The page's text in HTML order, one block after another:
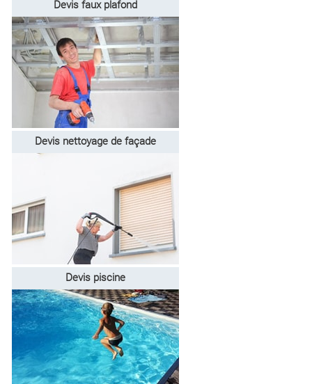
Devis faux plafond
Devis nettoyage de façade
Devis piscine